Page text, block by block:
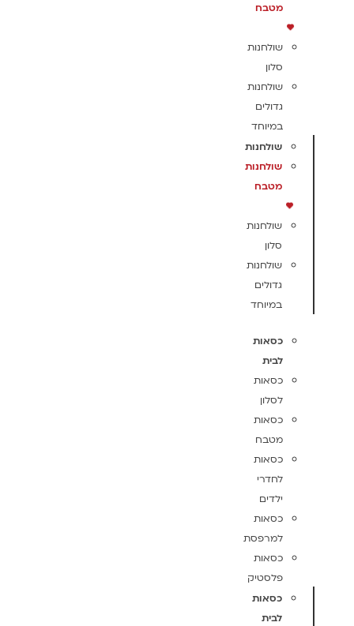
מטבח
שולחנות
סלון
שולחנות
גדולים
במיוחד
שולחנות
שולחנות
מטבח
שולחנות
סלון
שולחנות
גדולים
במיוחד
כסאות
לבית
כסאות
לסלון
כסאות
מטבח
כסאות
לחדרי
ילדים
כסאות
למרפסת
כסאות
פלסטיק
כסאות
לבית